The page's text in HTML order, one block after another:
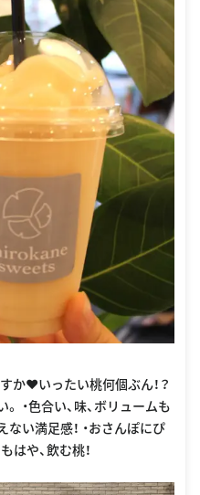
か❤いったい桃何個ぶん！？
・色合い、味、ボリュームも
い満足感！ ・おさんぽにぴ
はや、飲む桃！